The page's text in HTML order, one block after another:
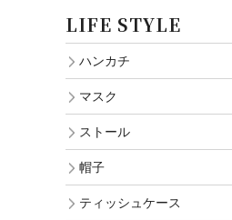
LIFE STYLE
ハンカチ
マスク
ストール
帽子
ティッシュケース